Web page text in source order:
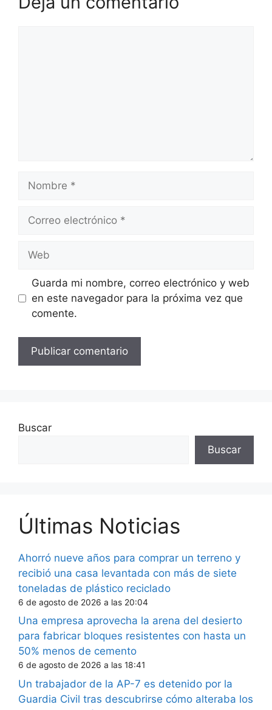
Nombre
Correo
Web
Guarda mi nombre, correo electrónico y web
en este navegador para la próxima vez que
comente.
Buscar
Buscar
Últimas Noticias
Ahorró nueve años para comprar un terreno y
recibió una casa levantada con más de siete
toneladas de plástico reciclado
6 de agosto de 2026 a las 20:04
Una empresa aprovecha la arena del desierto
para fabricar bloques resistentes con hasta un
50% menos de cemento
6 de agosto de 2026 a las 18:41
Un trabajador de la AP-7 es detenido por la
Guardia Civil tras descubrirse cómo alteraba los